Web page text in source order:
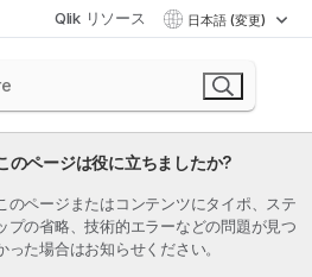
Qlik リソース 日本語 (変更)
のページは役に立ちましたか?
のページまたはコンテンツにタイポ、ステ
プの省略、技術的エラーなどの問題が見つ
った場合はお知らせください。